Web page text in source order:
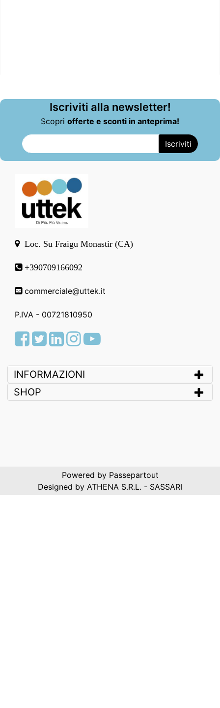
Iscriviti alla newsletter!
Scopri offerte e sconti in anteprima!
Loc. Su Fraigu Monastir (CA)
+390709166092
commerciale@uttek.it
P.IVA - 00721810950
Facebook
TwitterLinkedInInstagram
Youtube
INFORMAZIONI
SHOP
Powered by Passepartout
Designed by ATHENA S.R.L. - SASSARI